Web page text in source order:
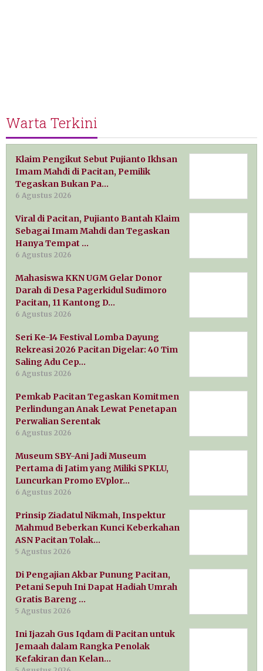
Warta Terkini
Klaim Pengikut Sebut Pujianto Ikhsan
Imam Mahdi di Pacitan, Pemilik
Tegaskan Bukan Pa…
6 Agustus 2026
Viral di Pacitan, Pujianto Bantah Klaim
Sebagai Imam Mahdi dan Tegaskan
Hanya Tempat …
6 Agustus 2026
Mahasiswa KKN UGM Gelar Donor
Darah di Desa Pagerkidul Sudimoro
Pacitan, 11 Kantong D…
6 Agustus 2026
Seri Ke-14 Festival Lomba Dayung
Rekreasi 2026 Pacitan Digelar: 40 Tim
Saling Adu Cep…
6 Agustus 2026
Pemkab Pacitan Tegaskan Komitmen
Perlindungan Anak Lewat Penetapan
Perwalian Serentak
6 Agustus 2026
Museum SBY-Ani Jadi Museum
Pertama di Jatim yang Miliki SPKLU,
Luncurkan Promo EVplor…
6 Agustus 2026
Prinsip Ziadatul Nikmah, Inspektur
Mahmud Beberkan Kunci Keberkahan
ASN Pacitan Tolak…
5 Agustus 2026
Di Pengajian Akbar Punung Pacitan,
Petani Sepuh Ini Dapat Hadiah Umrah
Gratis Bareng …
5 Agustus 2026
Ini Ijazah Gus Iqdam di Pacitan untuk
Jemaah dalam Rangka Penolak
Kefakiran dan Kelan…